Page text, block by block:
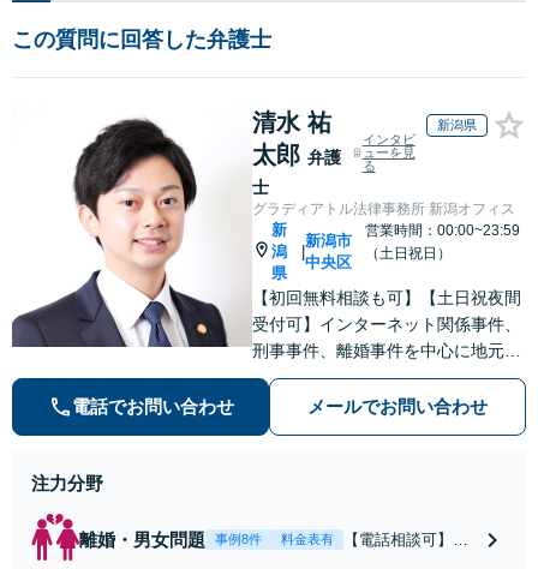
この質問に回答した弁護士
清水 祐
太郎 弁護
士
インタビ
ューを見
る
新潟県
グラディアトル法律事務所 新潟オフィス
新
潟
県
新潟市
中央区
営業時間：00:00~23:59
（土日祝日）
【初回無料相談も可】【土日祝夜間
受付可】インターネット関係事件、
刑事事件、離婚事件を中心に地元新
潟で弁護士業一筋。若さと誠意と情
熱を胸に、依頼者様と真正面から向
き合います。
電話でお問い合わせ メールでお問い合わせ
注力分野
離婚・男女問題 事例8件 料金表有
【電話相談可】不